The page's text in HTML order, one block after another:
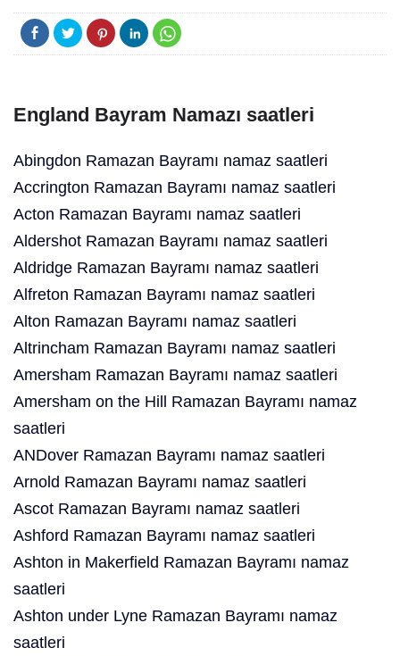
England Bayram Namazı saatleri
Abingdon Ramazan Bayramı namaz saatleri
Accrington Ramazan Bayramı namaz saatleri
Acton Ramazan Bayramı namaz saatleri
Aldershot Ramazan Bayramı namaz saatleri
Aldridge Ramazan Bayramı namaz saatleri
Alfreton Ramazan Bayramı namaz saatleri
Alton Ramazan Bayramı namaz saatleri
Altrincham Ramazan Bayramı namaz saatleri
Amersham Ramazan Bayramı namaz saatleri
Amersham on the Hill Ramazan Bayramı namaz
saatleri
ANDover Ramazan Bayramı namaz saatleri
Arnold Ramazan Bayramı namaz saatleri
Ascot Ramazan Bayramı namaz saatleri
Ashford Ramazan Bayramı namaz saatleri
Ashton in Makerfield Ramazan Bayramı namaz
saatleri
Ashton under Lyne Ramazan Bayramı namaz
saatleri